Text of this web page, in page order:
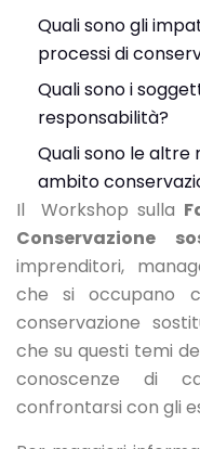
Quali sono gli
processi di
Quali sono i
responsabilità?
Quali sono le altre
ambito
Il Workshop sulla
Conservazione
imprenditori,
che si occupano
conservazione
che su questi temi
conoscenze di
confrontarsi con gli